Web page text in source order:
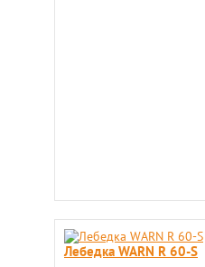
Лебедка WARN R 60-S